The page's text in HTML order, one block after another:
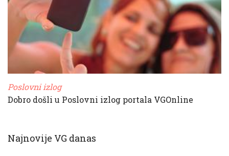
Poslovni izlog
Dobro došli u Poslovni izlog portala VGOnline
Najnovije VG danas